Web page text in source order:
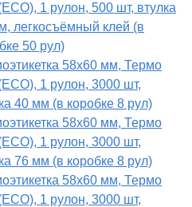
1 рулон, 500 шт, втулка
легкосъёмный клей (в
50 рул)
58х60 мм, Термо
1 рулон, 3000 шт,
40 мм (в коробке 8 рул)
58х60 мм, Термо
1 рулон, 3000 шт,
76 мм (в коробке 8 рул)
58х60 мм, Термо
1 рулон, 3000 шт,